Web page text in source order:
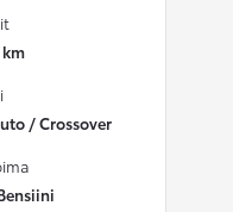
/ Crossover